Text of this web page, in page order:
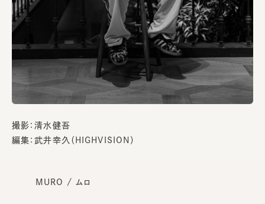
撮影：清水健吾
編集：武井幸久（HIGHVISION）
MURO / ムロ